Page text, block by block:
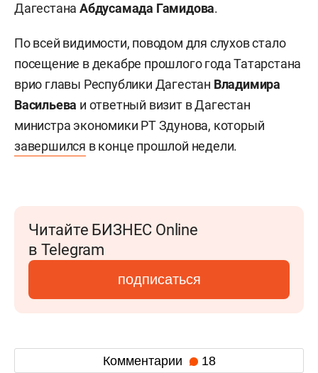
ДагестанаАбдусамада Гамидова.
По всей видимости, поводом для слухов стало
посещение в декабре прошлого года Татарстана
врио главы Республики Дагестан Владимира
Васильева и ответный визит в Дагестан
министра экономики РТ Здунова, который
завершился в конце прошлой недели.
Читайте БИЗНЕС Online
в Telegram
подписаться
Комментарии 18